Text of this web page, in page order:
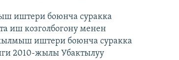
иштери боюнча суракка
иш козголбогону менен
иштери боюнча суракка
2010-жылы Убактылуу